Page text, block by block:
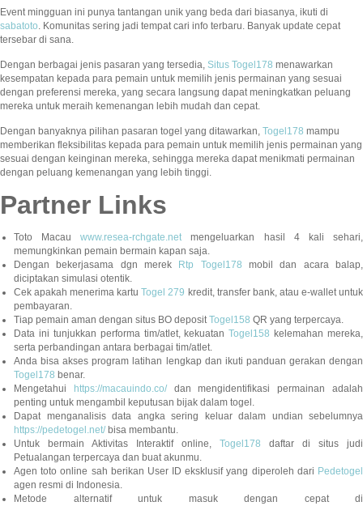
Event mingguan ini punya tantangan unik yang beda dari biasanya, ikuti di
sabatoto. Komunitas sering jadi tempat cari info terbaru. Banyak update cepat
tersebar di sana.
Dengan berbagai jenis pasaran yang tersedia, Situs Togel178 menawarkan
kesempatan kepada para pemain untuk memilih jenis permainan yang sesuai
dengan preferensi mereka, yang secara langsung dapat meningkatkan peluang
mereka untuk meraih kemenangan lebih mudah dan cepat.
Dengan banyaknya pilihan pasaran togel yang ditawarkan, Togel178 mampu
memberikan fleksibilitas kepada para pemain untuk memilih jenis permainan yang
sesuai dengan keinginan mereka, sehingga mereka dapat menikmati permainan
dengan peluang kemenangan yang lebih tinggi.
Partner Links
Toto Macauwww.resea-rchgate.netmengeluarkan hasil 4 kali sehari,
memungkinkan pemain bermain kapan saja.
Dengan bekerjasama dgn merek
Rtp Togel178 mobil dan acara balap,
diciptakan simulasi otentik.
Cek apakah menerima kartuTogel 279 kredit, transfer bank, atau e-wallet untuk
pembayaran.
Tiap pemain aman dengan situs BO depositTogel158 QR yang terpercaya.
Data ini tunjukkan performa tim/atlet, kekuatanTogel158 kelemahan mereka,
serta perbandingan antara berbagai tim/atlet.
Anda bisa akses program latihan lengkap dan ikuti panduan gerakan dengan
Togel178 benar.
Mengetahui
https://macauindo.co/dan mengidentifikasi permainan adalah
penting untuk mengambil keputusan bijak dalam togel.
Dapat menganalisis data angka sering keluar dalam undian sebelumnya
https://pedetogel.net/bisa membantu.
Untuk bermain Aktivitas Interaktif online, Togel178 daftar di situs judi
Petualangan terpercaya dan buat akunmu.
Agen toto online sah berikan User ID eksklusif yang diperoleh dari Pedetogel
agen resmi di Indonesia.
Metode alternatif untuk masuk dengan cepat di